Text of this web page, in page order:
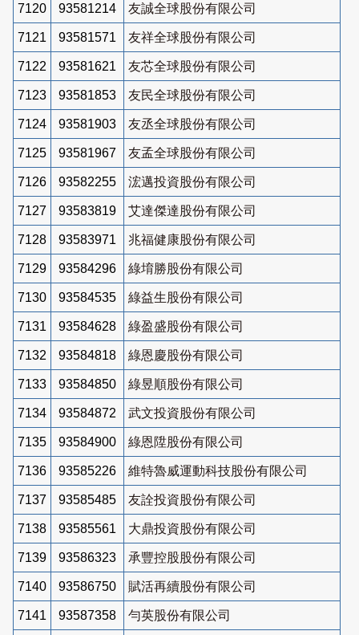
7120 93581214 友誠全球股份有限公司
7121 93581571 友祥全球股份有限公司
7122 93581621 友芯全球股份有限公司
7123 93581853 友民全球股份有限公司
7124 93581903 友丞全球股份有限公司
7125 93581967 友孟全球股份有限公司
7126 93582255 浤邁投資股份有限公司
7127 93583819 艾達傑達股份有限公司
7128 93583971 兆福健康股份有限公司
7129 93584296 綠堉勝股份有限公司
7130 93584535 綠益生股份有限公司
7131 93584628 綠盈盛股份有限公司
7132 93584818 綠恩慶股份有限公司
7133 93584850 綠昱順股份有限公司
7134 93584872 武文投資股份有限公司
7135 93584900 綠恩陞股份有限公司
7136 93585226 維特魯威運動科技股份有限公司
7137 93585485 友詮投資股份有限公司
7138 93585561 大鼎投資股份有限公司
7139 93586323 承豐控股股份有限公司
7140 93586750 賦活再續股份有限公司
7141 93587358 勻英股份有限公司